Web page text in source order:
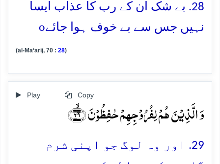
28. بے شک ان کے رب کا عذاب ایسا
نہیں جس سے بے خوف ہوا جائےo
(al-Ma‘arij, 70 : 28)
Play Copy
وَ الَّذِیۡنَ ہُمۡ لِفُرُوۡجِہِمۡ حٰفِظُوۡنَ ﴿ۙ۲۹﴾
29. اور وہ لوگ جو اپنی شرم